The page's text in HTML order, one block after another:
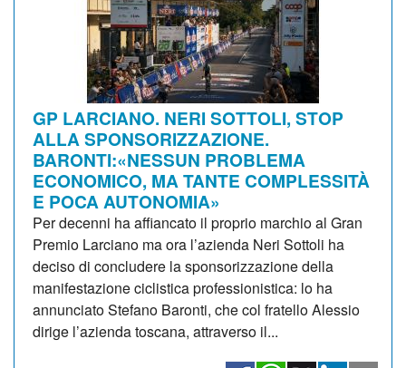
GP LARCIANO. NERI SOTTOLI, STOP
ALLA SPONSORIZZAZIONE.
BARONTI:«NESSUN PROBLEMA
ECONOMICO, MA TANTE COMPLESSITÀ
E POCA AUTONOMIA»
Per decenni ha affiancato il proprio marchio al Gran
Premio Larciano ma ora l’azienda Neri Sottoli ha
deciso di concludere la sponsorizzazione della
manifestazione ciclistica professionistica: lo ha
annunciato Stefano Baronti, che col fratello Alessio
dirige l’azienda toscana, attraverso il...